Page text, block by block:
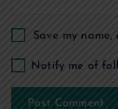
o
n
Save my
Notify me of